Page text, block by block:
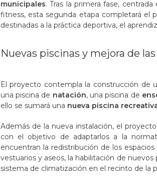
municipales. Tras la primera fase,
fitness, esta segunda etapa completará el
destinadas a la práctica deportiva, el
Nuevas piscinas y mejora de
El proyecto contempla la construcción de
una piscina de natación, una piscina de
ello se sumará una nueva piscina
Además de la nueva instalación, el
con el objetivo de adaptarlos a la
encuentran la redistribución de los
vestuarios y aseos, la habilitación de
sistema de climatización en el recinto de la